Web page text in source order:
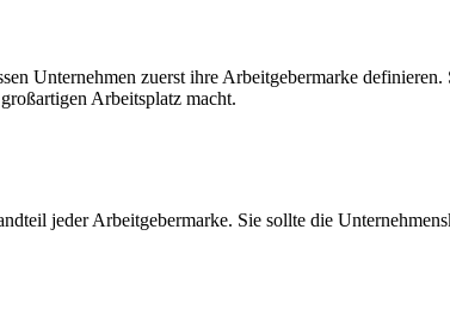
Unternehmen zuerst ihre Arbeitgebermarke
Arbeitsplatz macht.
jeder Arbeitgebermarke. Sie sollte die